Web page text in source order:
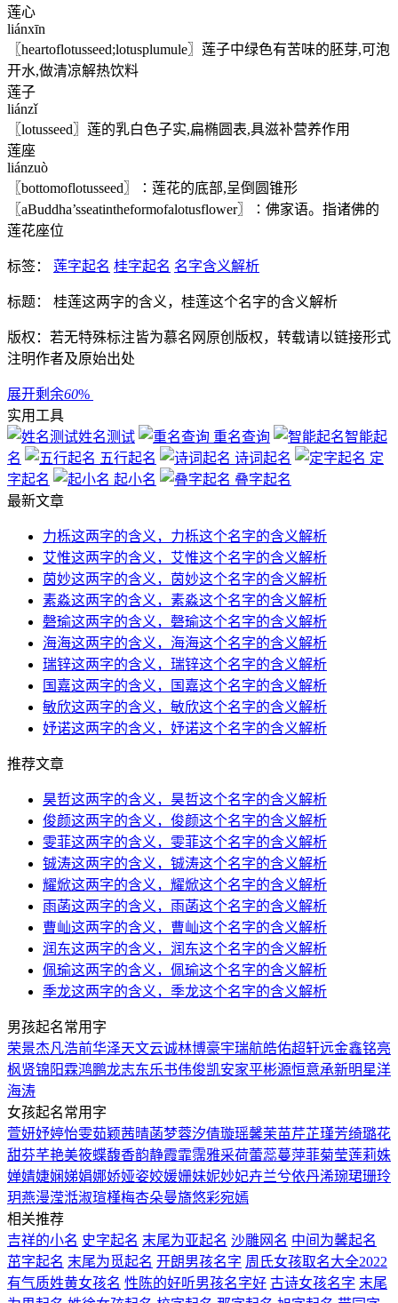
莲心
liánxīn
〖heartoflotusseed;lotusplumule〗莲子中绿色有苦味的胚芽,可泡
开水,做清凉解热饮料
莲子
liánzǐ
〖lotusseed〗莲的乳白色子实,扁椭圆表,具滋补营养作用
莲座
liánzuò
〖bottomoflotusseed〗∶莲花的底部,呈倒圆锥形
〖aBuddha’sseatintheformofalotusflower〗∶佛家语。指诸佛的
莲花座位
标签： 莲字起名 桂字起名 名字含义解析
标题： 桂莲这两字的含义，桂莲这个名字的含义解析
版权：若无特殊标注皆为慕名网原创版权，转载请以链接形式
注明作者及原始出处
展开剩余60%
实用工具
姓名测试
重名查询
智能起
名
五行起名 诗词起名
定
字起名
起小名
叠字起名
最新文章
力栎这两字的含义，力栎这个名字的含义解析
艾惟这两字的含义，艾惟这个名字的含义解析
茵妙这两字的含义，茵妙这个名字的含义解析
素淼这两字的含义，素淼这个名字的含义解析
磬瑜这两字的含义，磬瑜这个名字的含义解析
海海这两字的含义，海海这个名字的含义解析
瑞锌这两字的含义，瑞锌这个名字的含义解析
国嘉这两字的含义，国嘉这个名字的含义解析
敏欣这两字的含义，敏欣这个名字的含义解析
妤诺这两字的含义，妤诺这个名字的含义解析
推荐文章
昊哲这两字的含义，昊哲这个名字的含义解析
俊颜这两字的含义，俊颜这个名字的含义解析
雯菲这两字的含义，雯菲这个名字的含义解析
铖涛这两字的含义，铖涛这个名字的含义解析
耀焮这两字的含义，耀焮这个名字的含义解析
雨菡这两字的含义，雨菡这个名字的含义解析
曹屾这两字的含义，曹屾这个名字的含义解析
润东这两字的含义，润东这个名字的含义解析
佩瑜这两字的含义，佩瑜这个名字的含义解析
季龙这两字的含义，季龙这个名字的含义解析
男孩起名常用字
荣景杰凡浩前华泽天文云诚林博豪宇瑞航皓佑超轩远金鑫铭亮
枫贤锦 阳霖鸿鹏龙志东乐书伟俊凯安家平彬源恒意承新明星洋
海涛
女孩起名常用字
萱妍妤婷怡雯茹颖茜晴菡梦蓉汐倩璇瑶馨茉苗芹芷瑾芳绮璐花
甜芬芊艳美筱蝶馥香韵静霞霏霈雅采荷蕾蕊蔓萍菲菊莹莲莉姝
婵婧婕娴娣娟娜娇娅姿姣媛姗妹妮妙妃卉兰兮依丹浠琬珺珊玲
玥燕漫滢湉淑瑄槿梅杏朵曼旖悠彩宛嫣
相关推荐
吉祥的小名 史字起名 末尾为亚起名 沙雕网名 中间为馨起名
茁字起名 末尾为觅起名 开朗男孩名字 周氏女孩取名大全2022
有气质姓黄女孩名 性陈的好听男孩名字好 古诗女孩名字 末尾